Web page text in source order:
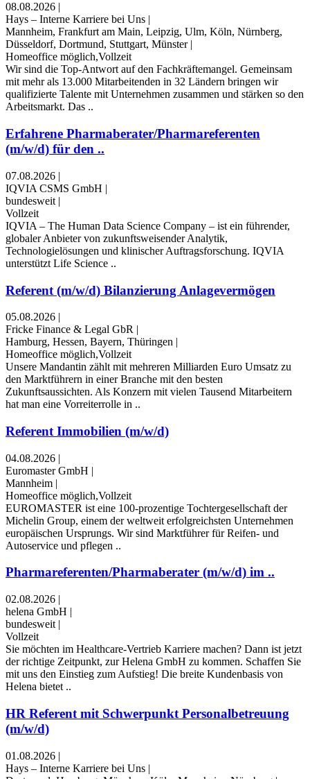
08.08.2026 |
Hays – Interne Karriere bei Uns |
Mannheim, Frankfurt am Main, Leipzig, Ulm, Köln, Nürnberg,
Düsseldorf, Dortmund, Stuttgart, Münster |
Homeoffice möglich,Vollzeit
Wir sind die Top-Antwort auf den Fachkräftemangel. Gemeinsam
mit mehr als 13.000 Mitarbeitenden in 32 Ländern bringen wir
qualifizierte Talente mit Unternehmen zusammen und stärken so den
Arbeitsmarkt. Das ..
Erfahrene Pharmaberater/Pharmareferenten
(m/w/d) für den ..
07.08.2026 |
IQVIA CSMS GmbH |
bundesweit |
Vollzeit
IQVIA – The Human Data Science Company – ist ein führender,
globaler Anbieter von zukunftsweisender Analytik,
Technologielösungen und klinischer Auftragsforschung. IQVIA
unterstützt Life Science ..
Referent (m/w/d) Bilanzierung Anlagevermögen
05.08.2026 |
Fricke Finance & Legal GbR |
Hamburg, Hessen, Bayern, Thüringen |
Homeoffice möglich,Vollzeit
Unsere Mandantin zählt mit mehreren Milliarden Euro Umsatz zu
den Marktführern in einer Branche mit den besten
Zukunftsaussichten. Als Konzern mit vielen Tausend Mitarbeitern
hat man eine Vorreiterrolle in ..
Referent Immobilien (m/w/d)
04.08.2026 |
Euromaster GmbH |
Mannheim |
Homeoffice möglich,Vollzeit
EUROMASTER ist eine 100-prozentige Tochtergesellschaft der
Michelin Group, einem der weltweit erfolgreichsten Unternehmen
europäischen Ursprungs. Wir sind Marktführer für Reifen- und
Autoservice und pflegen ..
Pharmareferenten/Pharmaberater (m/w/d) im ..
02.08.2026 |
helena GmbH |
bundesweit |
Vollzeit
Sie möchten im Healthcare-Vertrieb Karriere machen? Dann ist jetzt
der richtige Zeitpunkt, zur Helena GmbH zu kommen. Schaffen Sie
mit uns den Einstieg zum Aufstieg! Die breite Kundenbasis von
Helena bietet ..
HR Referent mit Schwerpunkt Personalbetreuung
(m/w/d)
01.08.2026 |
Hays – Interne Karriere bei Uns |